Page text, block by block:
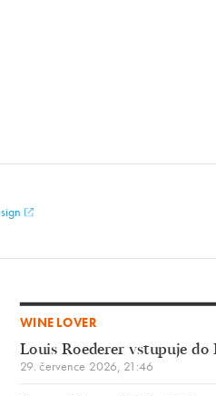
WINE LOVER
Louis Roederer vstupuje do
29. července 2026, 21:46